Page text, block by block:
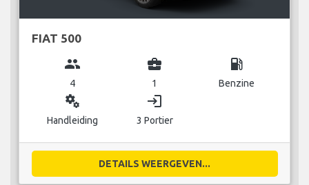
FIAT 500
group
4
business_center
1
local_gas_station
Benzine
miscellaneous_services
Handleiding
login
3 Portier
DETAILS WEERGEVEN...